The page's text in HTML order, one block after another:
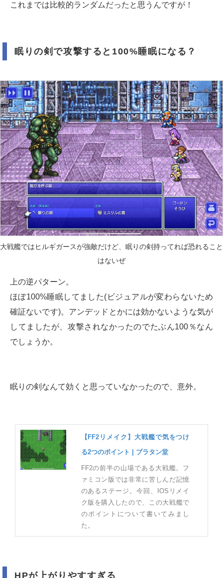
これまでは比較的ランダムだったと思うんですが！
眠りの剣で攻撃すると100%睡眠になる？
大戦艦ではヒルギガースが強敵だけど、眠りの剣持ってれば恐れること
はないぜ
上の逆パターン。
ほぼ100%睡眠してました(ビジュアルが変わらないため
確証ないです)。アンデッドとかには効かないような気が
してましたが、攻撃されなかったのでたぶん100％なん
でしょうか。
眠りの剣なんて効くと思っていなかったので、意外。
【FF2リメイク】大戦艦で気をつけ
る2つのポイント | ブラタン堂
FF2の前半の山場である大戦艦。フ
ァミコン版では非常に苦しんだ記憶
のあるステージ。今回、IOSリメイ
ク版を購入したので、この大戦艦で
のポイントについて書いてみまし
た。
HPが上がりやすすぎる